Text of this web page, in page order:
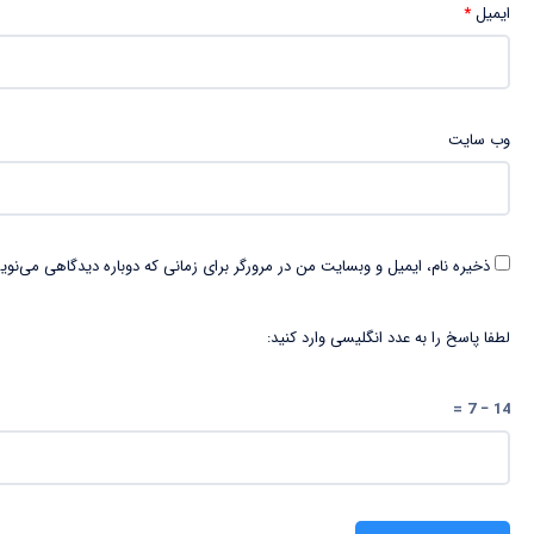
ایمیل*
وب‌ سایت
ذخیره نام، ایمیل و وبسایت من در مرورگر برای زمانی که دوباره دیدگاهی
لطفا پاسخ را به عدد انگلیسی وارد کنید:
14 − 7 =